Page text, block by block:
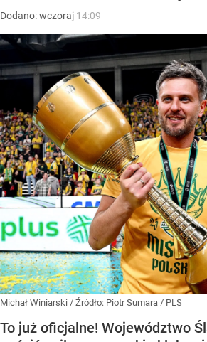
Dodano:wczoraj 14:09
Michał Winiarski / Źródło: Piotr Sumara / PLS
To już oficjalne! Województwo